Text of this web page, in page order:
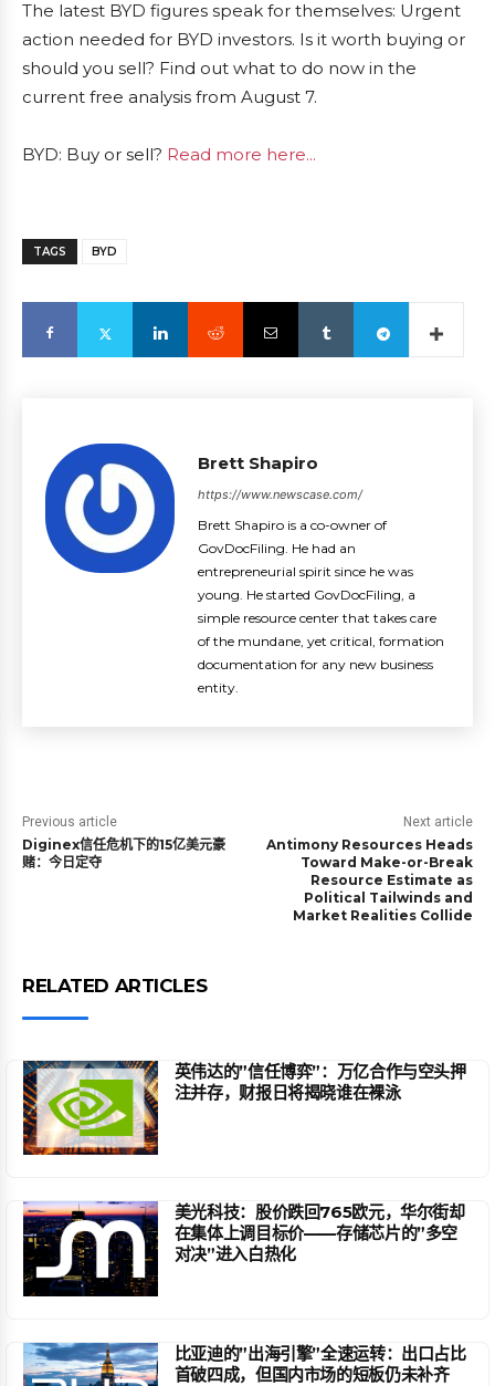
The latest BYD figures speak for themselves: Urgent
action needed for BYD investors. Is it worth buying or
should you sell? Find out what to do now in the
current free analysis from August 7.
BYD: Buy or sell? Read more here...
TAGS BYD
Brett Shapiro
https://www.newscase.com/
Brett Shapiro is a co-owner of
GovDocFiling. He had an
entrepreneurial spirit since he was
young. He started GovDocFiling, a
simple resource center that takes care
of the mundane, yet critical, formation
documentation for any new business
entity.
Previous article
Diginex信任危机下的15亿美元豪
赌：今日定夺
Next article
Antimony Resources Heads
Toward Make-or-Break
Resource Estimate as
Political Tailwinds and
Market Realities Collide
RELATED ARTICLES
英伟达的”信任博弈”：万亿合作与空头押
注并存，财报日将揭晓谁在裸泳
美光科技：股价跌回765欧元，华尔街却
在集体上调目标价——存储芯片的”多空
对决”进入白热化
比亚迪的”出海引擎”全速运转：出口占比
首破四成，但国内市场的短板仍未补齐